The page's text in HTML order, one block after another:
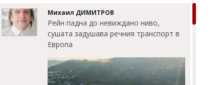
Михаил ДИМИТРОВ
Рейн падна до невиждано ниво,
сушата задушава речния транспорт в
Европа